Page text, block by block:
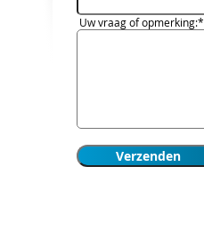
Uw vraag of opmerking:*